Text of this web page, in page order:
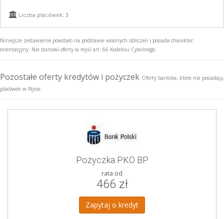
Liczba placówek: 3
Niniejsze zestawienie powstało na podstawie własnych obliczeń i posiada charakter
orientacyjny. Nie stanowi oferty w myśl art. 66 Kodeksu Cywilnego.
Pozostałe oferty kredytów i pożyczek Oferty banków, które nie posiadają
placówek w Nysie
Pożyczka PKO BP
rata od
466 zł
Zapytaj o kredyt